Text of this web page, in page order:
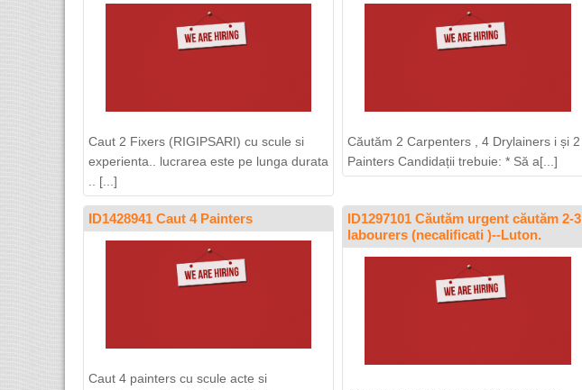
Caut 2 Fixers (RIGIPSARI) cu scule si
experienta.. lucrarea este pe lunga durata
.. [...]
Căutăm 2 Carpenters , 4 Drylainers i și 2
Painters Candidații trebuie: * Să a[...]
ID1428941 Caut 4 Painters
Caut 4 painters cu scule acte si
ID1297101 Căutăm urgent căutăm 2-3
labourers (necalificati )--Luton.